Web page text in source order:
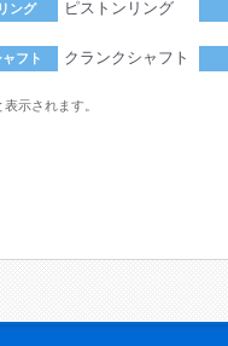
リング ピストンリング
ャフト クランクシャフト
示されます。